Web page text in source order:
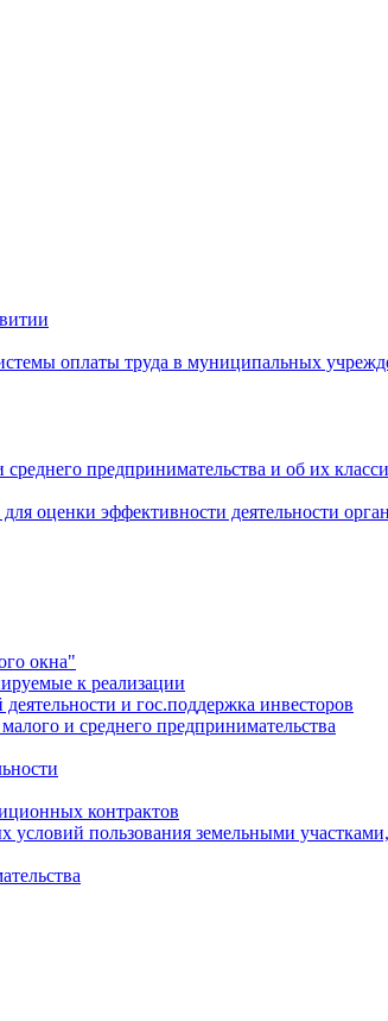
оплаты труда в муниципальных
предпринимательства и об их
оценки эффективности деятельности
окна"
к реализации
и гос.поддержка инвесторов
и среднего предпринимательства
контрактов
условий пользования земельными